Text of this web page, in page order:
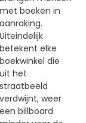
met boeken in
aanraking.
Uiteindelijk
betekent elke
boekwinkel die
uit het
straatbeeld
verdwijnt, weer
een billboard